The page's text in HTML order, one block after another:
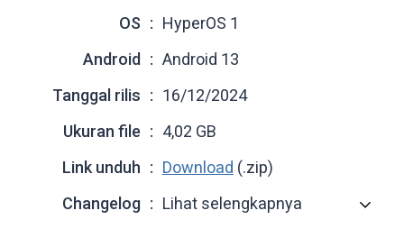
OS
HyperOS 1
Android
Android 13
Tanggal rilis
16/12/2024
Ukuran file
4,02 GB
Link unduh
Download (.zip)
Changelog
Lihat selengkapnya